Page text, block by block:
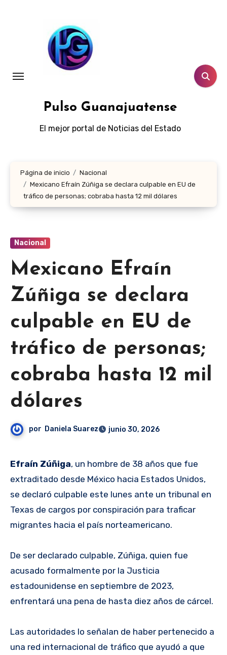
Pulso Guanajuatense
El mejor portal de Noticias del Estado
Página de inicio
Nacional
Mexicano Efraín Zúñiga se declara culpable en EU de
tráfico de personas; cobraba hasta 12 mil dólares
Nacional
Mexicano Efraín
Zúñiga se declara
culpable en EU de
tráfico de personas;
cobraba hasta 12 mil
dólares
por Daniela Suarez junio 30, 2026
Efraín Zúñiga, un hombre de 38 años que fue
extraditado desde México hacia Estados Unidos,
se declaró culpable este lunes ante un tribunal en
Texas de cargos por conspiración para traficar
migrantes hacia el país norteamericano.
De ser declarado culpable, Zúñiga, quien fue
acusado formalmente por la Justicia
estadounidense en septiembre de 2023,
enfrentará una pena de hasta diez años de cárcel.
Las autoridades lo señalan de haber pertenecido a
una red internacional de tráfico que ayudó a que